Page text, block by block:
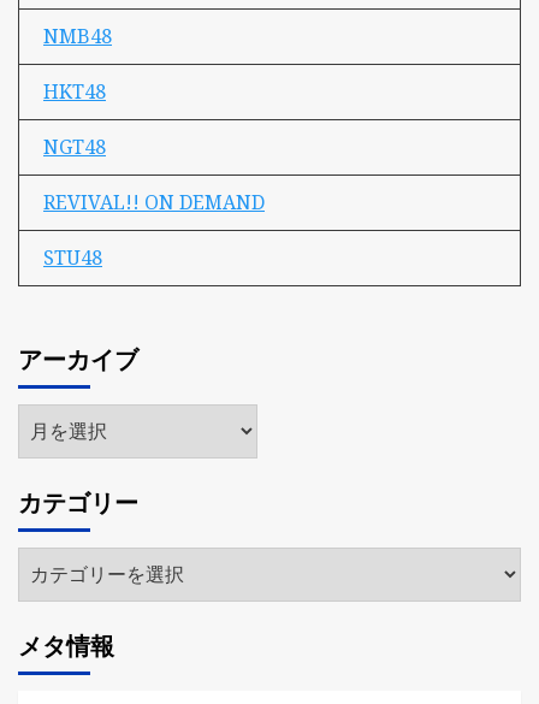
NMB48
HKT48
NGT48
REVIVAL!! ON DEMAND
STU48
アーカイブ
ア
ー
イ
ブ
カテゴリー
テ
リ
ー
メタ情報